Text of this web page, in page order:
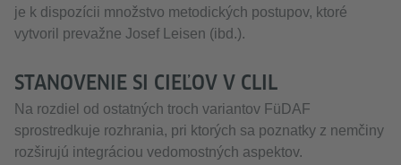
je k dispozícii množstvo metodických postupov, ktoré
vytvoril prevažne Josef Leisen (ibd.).
STANOVENIE SI CIEĽOV V CLIL
Na rozdiel od ostatných troch variantov FüDAF
sprostredkuje rozhrania, pri ktorých sa poznatky z nemčiny
rozširujú integráciou vedomostných aspektov.